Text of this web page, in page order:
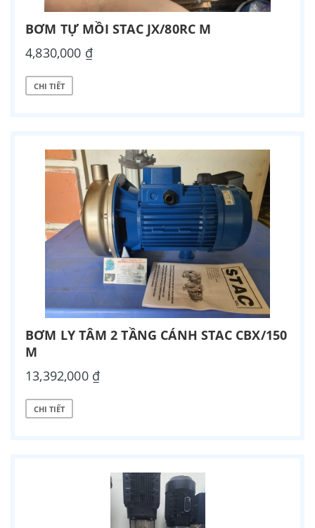
BƠM TỰ MỒI STAC JX/80RC M
4,830,000 ₫
CHI TIẾT
BƠM LY TÂM 2 TẦNG CÁNH STAC CBX/150
M
13,392,000 ₫
CHI TIẾT